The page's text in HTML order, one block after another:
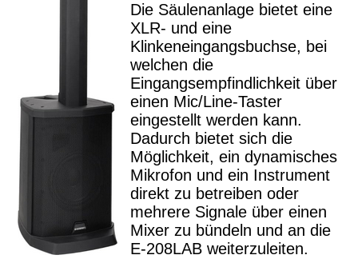
Die Säulenanlage bietet eine
XLR- und eine
Klinkeneingangsbuchse, bei
welchen die
Eingangsempfindlichkeit über
einen Mic/Line-Taster
eingestellt werden kann.
Dadurch bietet sich die
Möglichkeit, ein dynamisches
Mikrofon und ein Instrument
direkt zu betreiben oder
mehrere Signale über einen
Mixer zu bündeln und an die
E-208LAB weiterzuleiten.